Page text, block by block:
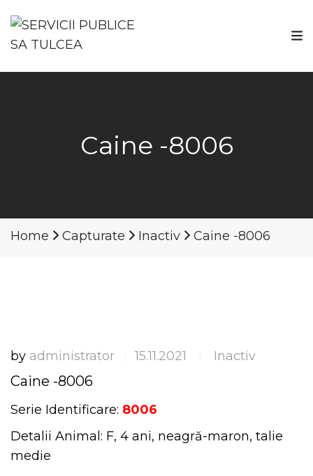
Caine -8006
Home Capturate Inactiv Caine -8006
by administrator 15.11.2021 Inactiv
Caine -8006
Serie Identificare: 8006
Detalii Animal: F, 4 ani, neagră-maron, talie
medie